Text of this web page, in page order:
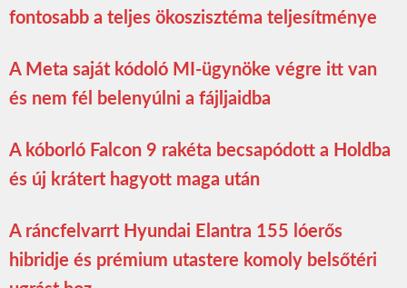
fontosabb a teljes ökoszisztéma teljesítménye
A Meta saját kódoló MI-ügynöke végre itt van
és nem fél belenyúlni a fájljaidba
A kóborló Falcon 9 rakéta becsapódott a Holdba
és új krátert hagyott maga után
A ráncfelvarrt Hyundai Elantra 155 lóerős
hibridje és prémium utastere komoly belsőtéri